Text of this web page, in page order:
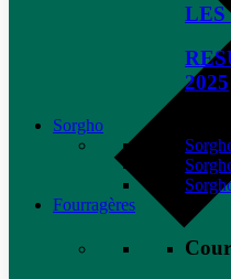
LES
2025
Sorgho
Fourragères